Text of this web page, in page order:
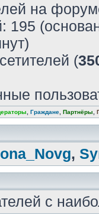
на
195
(
Граждане Партнёры
,
с